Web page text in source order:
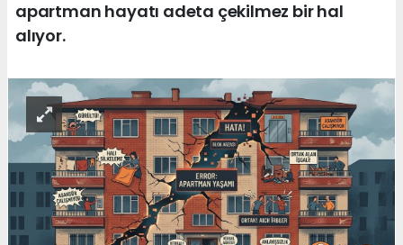
apartman hayatı adeta çekilmez bir hal
alıyor.